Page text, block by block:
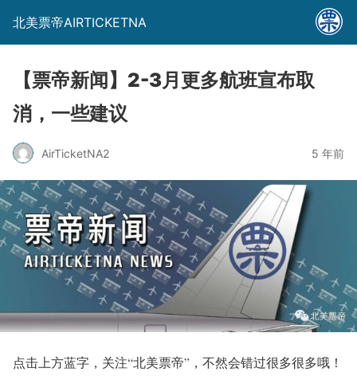
北美票帝AIRTICKETNA
【票帝新闻】2-3月更多航班宣布取
消，一些建议
AirTicketNA2 5 年前
点击上方蓝字，关注“北美票帝” ，不然会错过很多很多哦！